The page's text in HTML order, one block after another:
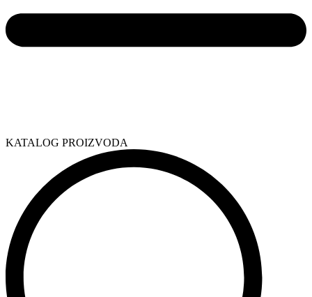
KATALOG PROIZVODA